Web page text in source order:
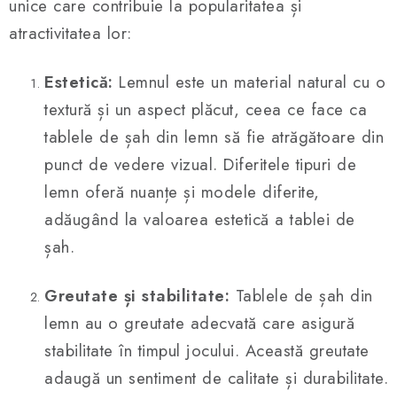
t
r
unice care contribuie la popularitatea și
atractivitatea lor:
Estetică: Lemnul este un material natural cu o
textură și un aspect plăcut, ceea ce face ca
tablele de șah din lemn să fie atrăgătoare din
punct de vedere vizual. Diferitele tipuri de
lemn oferă nuanțe și modele diferite,
adăugând la valoarea estetică a tablei de
șah.
Greutate și stabilitate: Tablele de șah din
lemn au o greutate adecvată care asigură
stabilitate în timpul jocului. Această greutate
adaugă un sentiment de calitate și durabilitate.